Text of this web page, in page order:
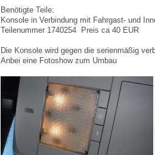
Benötigte Teile:
Konsole in Verbindung mit Fahrgast- und
Teilenummer 1740254 Preis ca 40 EUR
Die Konsole wird gegen die serienmäßig
Anbei eine Fotoshow zum Umbau